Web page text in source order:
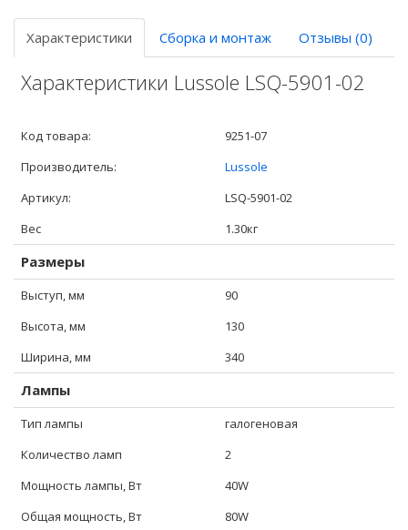
Характеристики Сборка и монтаж Отзывы (0)
Характеристики Lussole LSQ-5901-02
Код товара:
9251-07
Производитель:
Lussole
Артикул:
LSQ-5901-02
Вес
1.30кг
Размеры
Выступ, мм
90
Высота, мм
130
Ширина, мм
340
Лампы
Тип лампы
галогеновая
Количество ламп
2
Мощность лампы, Вт
40W
Общая мощность, Вт
80W